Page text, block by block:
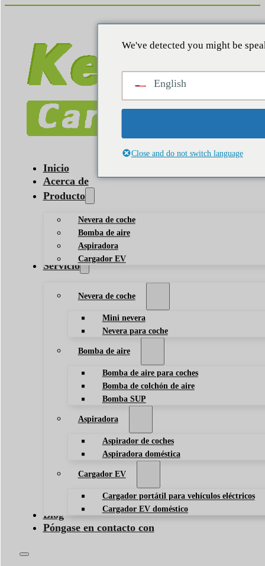
Inicio
Acerca de
Producto
Nevera de coche
Bomba de aire
Aspiradora
Cargador EV
Servicio
Nevera de coche
Mini nevera
Nevera para coche
Bomba de aire
Bomba de aire para coches
Bomba de colchón de aire
Bomba SUP
Aspiradora
Aspirador de coches
Aspiradora doméstica
Cargador EV
Cargador portátil para vehículos eléctricos
Cargador EV doméstico
Blog
Póngase en contacto con
We've detected you might be
English
Close and do not switch language